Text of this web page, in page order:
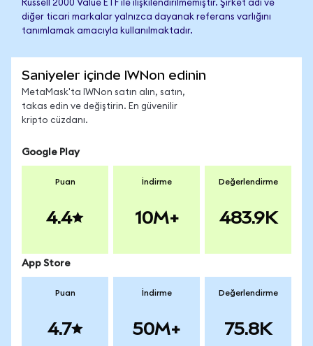
Russell 2000 Value ETF ile ilişkilendirilmemiştir. Şirket adı ve
diğer ticari markalar yalnızca dayanak referans varlığını
tanımlamak amacıyla kullanılmaktadır.
Saniyeler içinde IWNon edinin
MetaMask'ta IWNon satın alın, satın,
takas edin ve değiştirin. En güvenilir
kripto cüzdanı.
Google Play
Puan
4.4
İndirme
10M+
Değerlendirme
483.9K
App Store
Puan
4.7
İndirme
50M+
Değerlendirme
75.8K